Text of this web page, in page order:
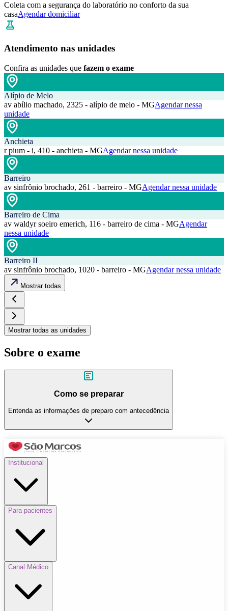
Coleta com a segurança do laboratório no conforto da sua
casaAgendar domiciliar
Atendimento nas unidades
Confira as unidades que fazem o exame
Alípio de Melo
av abílio machado, 2325 - alípio de melo - MGAgendar nessa
unidade
Anchieta
r pium - i, 410 - anchieta - MGAgendar nessa unidade
Barreiro
av sinfrônio brochado, 261 - barreiro - MGAgendar nessa unidade
Barreiro de Cima
av waldyr soeiro emerich, 116 - barreiro de cima - MGAgendar
nessa unidade
Barreiro II
av sinfrônio brochado, 1020 - barreiro - MGAgendar nessa unidade
Mostrar todas
Mostrar todas as unidades
Sobre o exame
Como se preparar
Entenda as informações de preparo com antecedência
Institucional
Para pacientes
Canal Médico